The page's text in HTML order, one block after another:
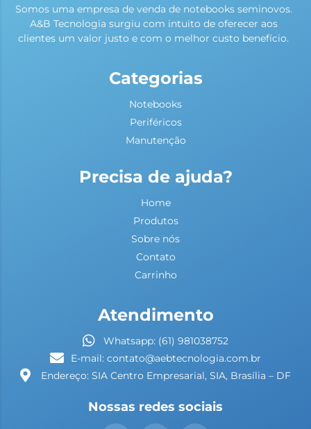
Somos uma empresa de venda de notebooks seminovos.
A&B Tecnologia surgiu com intuito de oferecer aos
clientes um valor justo e com o melhor custo benefício.
Categorias
Notebooks
Periféricos
Manutenção
Precisa de ajuda?
Home
Produtos
Sobre nós
Contato
Carrinho
Atendimento
Whatsapp: (61) 981038752
E-mail: contato@aebtecnologia.com.br
Endereço: SIA Centro Empresarial, SIA, Brasília – DF
Nossas redes sociais